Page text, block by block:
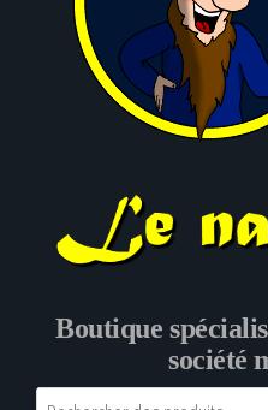
Boutique
société